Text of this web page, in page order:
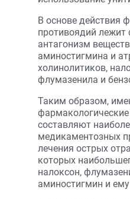
В основе действия
противоядий
антагонизм
аминостигмина и
холинолитиков,
флумазенила и
Таким образом,
составляют
медикаментозных
лечения острых
которых
налоксон,
аминостигмин и